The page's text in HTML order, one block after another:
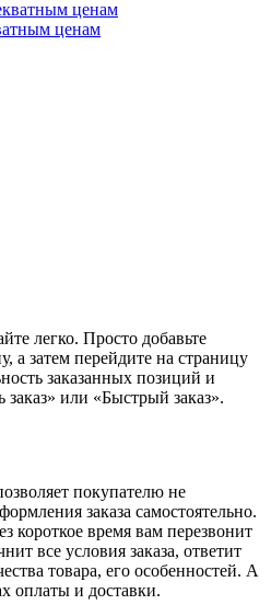
ценам
легко. Просто добавьте
а затем перейдите на страницу
заказанных позиций и
или «Быстрый заказ».
покупателю не
заказа самостоятельно.
короткое время вам перезвонит
все условия заказа, ответит
товара, его особенностей. А
оплаты и доставки.